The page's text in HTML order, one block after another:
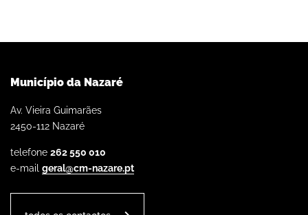
Município da Nazaré
Av. Vieira Guimarães
2450-112 Nazaré
telefone 262 550 010
e-mail geral@cm-nazare.pt